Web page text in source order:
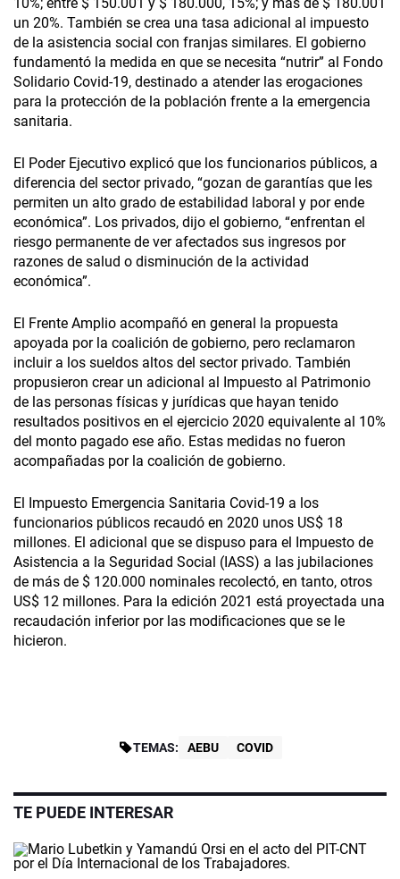
un 20%. También se crea una tasa adicional al impuesto
de la asistencia social con franjas similares. El gobierno
fundamentó la medida en que se necesita “nutrir” al Fondo
Solidario Covid-19, destinado a atender las erogaciones
para la protección de la población frente a la emergencia
sanitaria.
El Poder Ejecutivo explicó que los funcionarios públicos, a
diferencia del sector privado, “gozan de garantías que les
permiten un alto grado de estabilidad laboral y por ende
económica”. Los privados, dijo el gobierno, “enfrentan el
riesgo permanente de ver afectados sus ingresos por
razones de salud o disminución de la actividad
económica”.
El Frente Amplio acompañó en general la propuesta
apoyada por la coalición de gobierno, pero reclamaron
incluir a los sueldos altos del sector privado. También
propusieron crear un adicional al Impuesto al Patrimonio
de las personas físicas y jurídicas que hayan tenido
resultados positivos en el ejercicio 2020 equivalente al 10%
del monto pagado ese año. Estas medidas no fueron
acompañadas por la coalición de gobierno.
El Impuesto Emergencia Sanitaria Covid-19 a los
funcionarios públicos recaudó en 2020 unos US$ 18
millones. El adicional que se dispuso para el Impuesto de
Asistencia a la Seguridad Social (IASS) a las jubilaciones
de más de $ 120.000 nominales recolectó, en tanto, otros
US$ 12 millones. Para la edición 2021 está proyectada una
recaudación inferior por las modificaciones que se le
hicieron.
TEMAS: AEBU COVID
TE PUEDE INTERESAR